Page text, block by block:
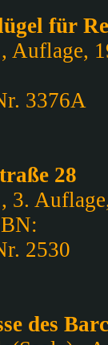
für
Auflage,
3376A
28
3.
2530
des